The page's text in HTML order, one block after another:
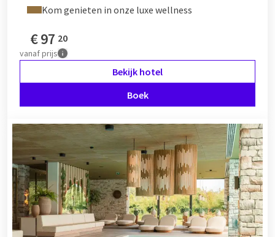
Kom genieten in onze luxe wellness
€97 20
vanafprijs
Bekijk hotel
Boek